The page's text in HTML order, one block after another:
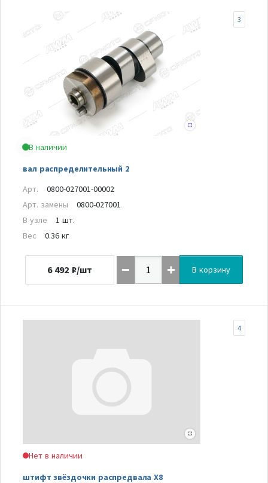
В наличии
вал распределительный 2
3
Арт.
0800-027001-00002
Арт. замены
0800-027001
В узле
1 шт.
Вес
0.36 кг
6 492 ₽/шт В корзину
Нет в наличии
штифт звёздочки распредвала Х8
4